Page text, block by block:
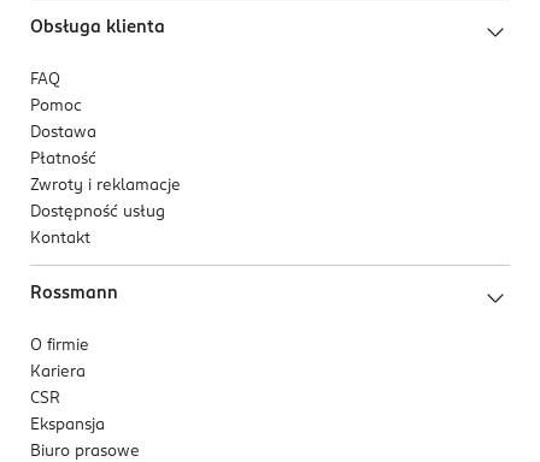
Obsługa klienta
FAQ
Pomoc
Dostawa
Płatność
Zwroty i reklamacje
Dostępność usług
Kontakt
Rossmann
O firmie
Kariera
CSR
Ekspansja
Biuro prasowe